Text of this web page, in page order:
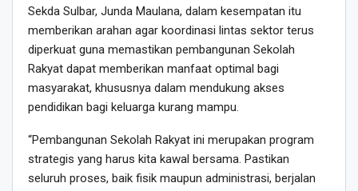
Sekda Sulbar, Junda Maulana, dalam kesempatan itu
memberikan arahan agar koordinasi lintas sektor terus
diperkuat guna memastikan pembangunan Sekolah
Rakyat dapat memberikan manfaat optimal bagi
masyarakat, khususnya dalam mendukung akses
pendidikan bagi keluarga kurang mampu.
“Pembangunan Sekolah Rakyat ini merupakan program
strategis yang harus kita kawal bersama. Pastikan
seluruh proses, baik fisik maupun administrasi, berjalan